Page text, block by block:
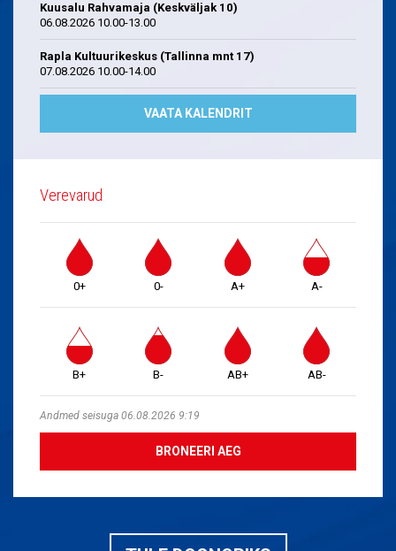
Kuusalu Rahvamaja (Keskväljak 10)
06.08.2026 10.00-13.00
Rapla Kultuurikeskus (Tallinna mnt 17)
07.08.2026 10.00-14.00
VAATA KALENDRIT
Verevarud
0+ 0- A+ A-
B+ B- AB+ AB-
Andmed seisuga 06.08.2026 9:19
BRONEERI AEG